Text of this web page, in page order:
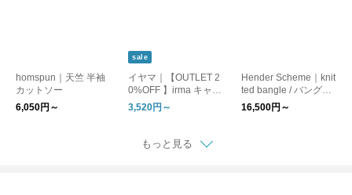
homspun｜天竺 半袖
カットソー
6,050円～
sale
イヤマ｜【OUTLET 2
0%OFF 】irma キャン
バストートバッグ 各
種
3,520円～
Hender Scheme｜knit
ted bangle / バングル,
ブレスレット
16,500円～
もっと見る